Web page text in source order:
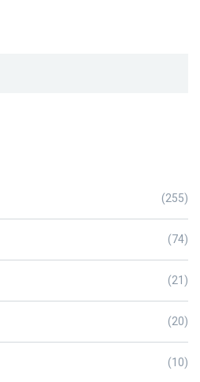
(255)
(74)
(21)
(20)
(10)